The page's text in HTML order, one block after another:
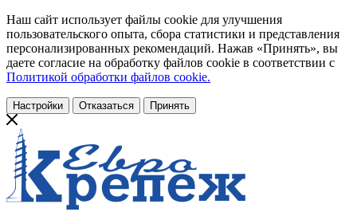
Наш сайт использует файлы cookie для улучшения
пользовательского опыта, сбора статистики и представления
персонализированных рекомендаций. Нажав «Принять», вы
даете согласие на обработку файлов cookie в соответствии с
Политикой обработки файлов cookie.
Настройки Отказаться Принять